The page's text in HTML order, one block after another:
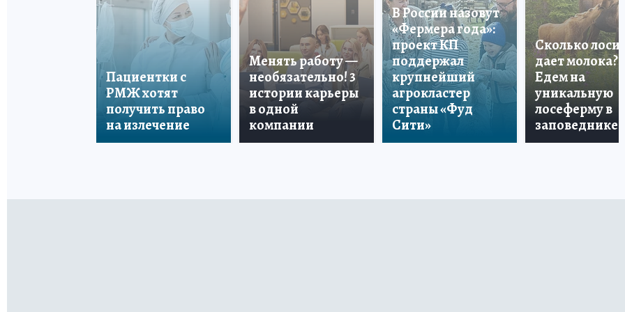
Пациентки с
РМЖ хотят
получить право
на излечение
Менять работу —
необязательно! 3
истории карьеры
в одной
компании
В России назовут
«Фермера года»:
проект КП
поддержал
крупнейший
агрокластер
страны «Фуд
Сити»
Сколько лосиха
дает молока?
Едем на
уникальную
лосеферму в
заповеднике!